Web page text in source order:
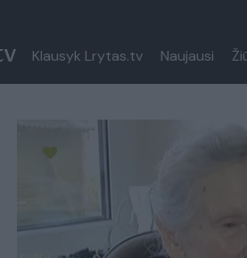
Klausyk Lrytas.tv Naujausi